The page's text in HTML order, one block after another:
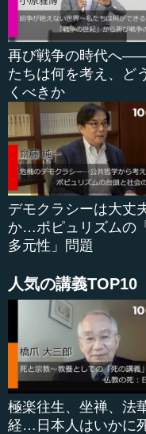
れで早稲田大学政治学
治を書いていきたいと
小さい志だと思います
くのですが、政治家の
す。
そして、大学卒業年時
たまたま見てしまいま
も、ペンではなくて、
うとふと思ったきっか
というのが、いわゆる
分なりのストーリーで
再び戦争の時代へ
たちは何を考え、ど
くべきか
デモクラシーは大丈
か…ポピュリズムの
多元性」問題
人気の講義TOP10
極楽往生、坐禅、法
経…日本人はいかに